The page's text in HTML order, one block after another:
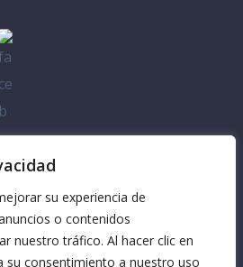
su experiencia de
o contenidos
nuestro tráfico. Al hacer clic en
su consentimiento a nuestro uso